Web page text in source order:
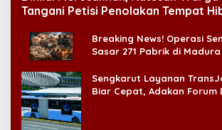
Tangani Petisi Penolakan Tempat
Breaking News! Operasi
Sasar 271 Pabrik di
Sengkarut Layanan
Biar Cepat, Adakan Forum